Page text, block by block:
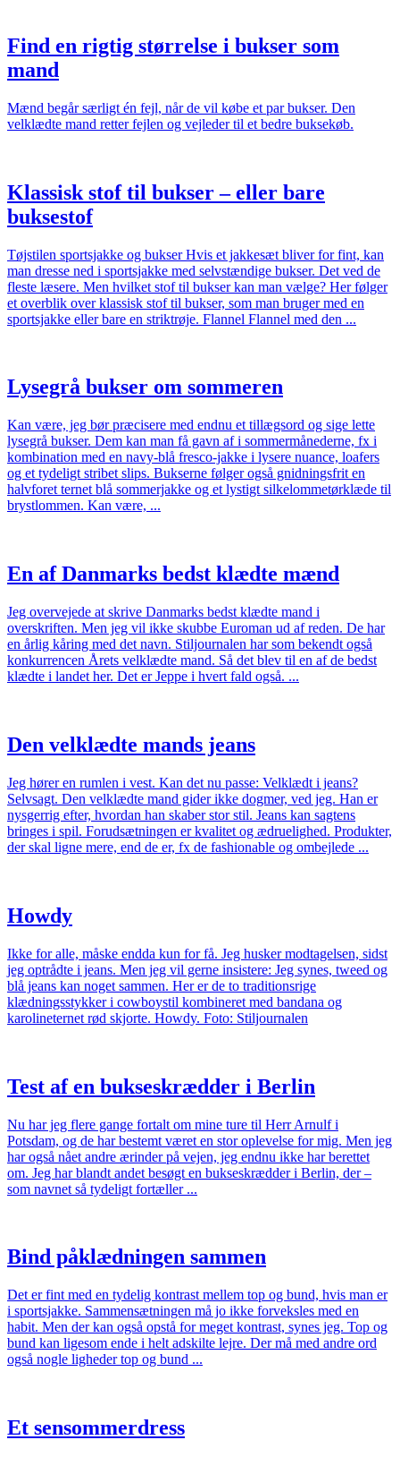
Find en rigtig størrelse i bukser som
mand
Mænd begår særligt én fejl, når de vil købe et par bukser. Den
velklædte mand retter fejlen og vejleder til et bedre buksekøb.
Klassisk stof til bukser – eller bare
buksestof
Tøjstilen sportsjakke og bukser Hvis et jakkesæt bliver for fint, kan
man dresse ned i sportsjakke med selvstændige bukser. Det ved de
fleste læsere. Men hvilket stof til bukser kan man vælge? Her følger
et overblik over klassisk stof til bukser, som man bruger med en
sportsjakke eller bare en striktrøje. Flannel Flannel med den ...
Lysegrå bukser om sommeren
Kan være, jeg bør præcisere med endnu et tillægsord og sige lette
lysegrå bukser. Dem kan man få gavn af i sommermånederne, fx i
kombination med en navy-blå fresco-jakke i lysere nuance, loafers
og et tydeligt stribet slips. Bukserne følger også gnidningsfrit en
halvforet ternet blå sommerjakke og et lystigt silkelommetørklæde til
brystlommen. Kan være, ...
En af Danmarks bedst klædte mænd
Jeg overvejede at skrive Danmarks bedst klædte mand i
overskriften. Men jeg vil ikke skubbe Euroman ud af reden. De har
en årlig kåring med det navn. Stiljournalen har som bekendt også
konkurrencen Årets velklædte mand. Så det blev til en af de bedst
klædte i landet her. Det er Jeppe i hvert fald også. ...
Den velklædte mands jeans
Jeg hører en rumlen i vest. Kan det nu passe: Velklædt i jeans?
Selvsagt. Den velklædte mand gider ikke dogmer, ved jeg. Han er
nysgerrig efter, hvordan han skaber stor stil. Jeans kan sagtens
bringes i spil. Forudsætningen er kvalitet og ædruelighed. Produkter,
der skal ligne mere, end de er, fx de fashionable og ombejlede ...
Howdy
Ikke for alle, måske endda kun for få. Jeg husker modtagelsen, sidst
jeg optrådte i jeans. Men jeg vil gerne insistere: Jeg synes, tweed og
blå jeans kan noget sammen. Her er de to traditionsrige
klædningsstykker i cowboystil kombineret med bandana og
karolineternet rød skjorte. Howdy. Foto: Stiljournalen
Test af en bukseskrædder i Berlin
Nu har jeg flere gange fortalt om mine ture til Herr Arnulf i
Potsdam, og de har bestemt været en stor oplevelse for mig. Men jeg
har også nået andre ærinder på vejen, jeg endnu ikke har berettet
om. Jeg har blandt andet besøgt en bukseskrædder i Berlin, der –
som navnet så tydeligt fortæller ...
Bind påklædningen sammen
Det er fint med en tydelig kontrast mellem top og bund, hvis man er
i sportsjakke. Sammensætningen må jo ikke forveksles med en
habit. Men der kan også opstå for meget kontrast, synes jeg. Top og
bund kan ligesom ende i helt adskilte lejre. Der må med andre ord
også nogle ligheder top og bund ...
Et sensommerdress